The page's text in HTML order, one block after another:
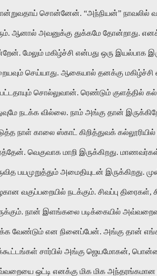
சொன்னேன். “அந்நியன்” நாவலில்
ஆனால் அவனுக்கு துக்கமே தோன்றாது.
மேலும் மகிழ்ச்சி என்பது ஒரு இயல்பாக
செய்யாது. ஆகையால் தனக்கு
சொல்லுவான். ரெண்டும் குளத்தில்
நடக்க வில்லை. நாம் அங்கு தான்
நாள் காலை ஸ்காட் கிறித்துவக் கல்லூரியில்
வெகுவாக மாறி இருக்கிறது.
பயமுறுத்தும் அமைதியுடன் இருக்கிறது.
வகுப்பறையில் நடக்கும். சிவப்பு
நான் இளங்கலை படிக்கையில்
வேண்டும் என நினைப்பேன். அங்கு தான்
சார்பில் அங்கு ஜெயமோகன்,
ஒட்டி எனக்கு மிக மிக